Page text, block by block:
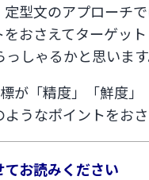
型文のアプローチ
おさえてターゲッ
しゃるかと思います
が「精度」「鮮度」
うなポイントをお
てお読みください